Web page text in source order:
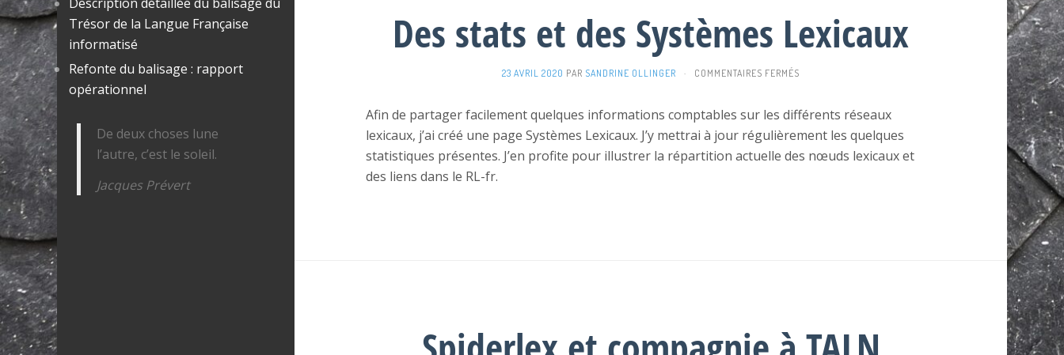
Trésor de la Langue Française
informatisé
Refonte du balisage : rapport
opérationnel
De deux choses lune
l’autre, c’est le soleil.
Jacques Prévert
Des stats et des Systèmes Lexicaux
23 AVRIL 2020 PAR SANDRINE OLLINGER · COMMENTAIRES FERMÉS
ET
DES
LEXICAUX
Afin de partager facilement quelques informations comptables sur les différents réseaux
lexicaux, j’ai créé une page Systèmes Lexicaux. J’y mettrai à jour régulièrement les quelques
statistiques présentes. J’en profite pour illustrer la répartition actuelle des nœuds lexicaux et
des liens dans le RL-fr.